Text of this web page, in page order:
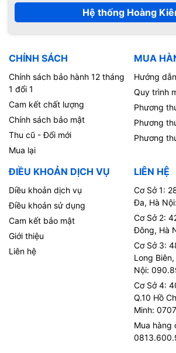
Hệ thống Hoàng
CHÍNH SÁCH
Chính sách bảo hành 12 tháng
1 đổi 1
Cam kết chất lượng
Chính sách bảo mật
Thu cũ - Đổi mới
Mua lại
MUA
Hướng
Quy trình
Phương
Phương
Phương
ĐIỀU KHOẢN DỊCH VỤ
Diều khoản dịch vụ
Điều khoản sử dụng
Cam kết bảo mật
Giới thiệu
Liên hệ
LIÊN HỆ
Cơ Sở 1:
Đa, Hà
Cơ Sở 2:
Đông, Hà
Cơ Sở 3:
Long Biên,
Nội:
Cơ Sở 4:
Q.10 Hồ
Minh:
Mua hàng